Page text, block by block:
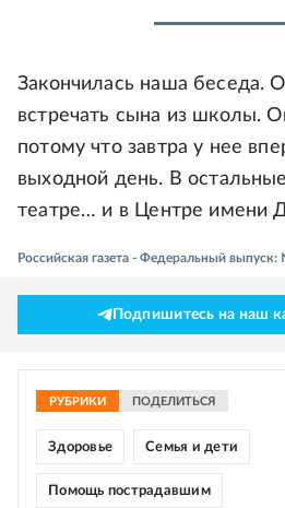
Закончилась наша беседа.
встречать сына из школы.
потому что завтра у нее
выходной день. В
театре… и в Центре имени
Российская газета - Федеральный
Подпишитесь на наш
РУБРИКИ ПОДЕЛИТЬСЯ
Здоровье Семья и дети
Помощь пострадавшим